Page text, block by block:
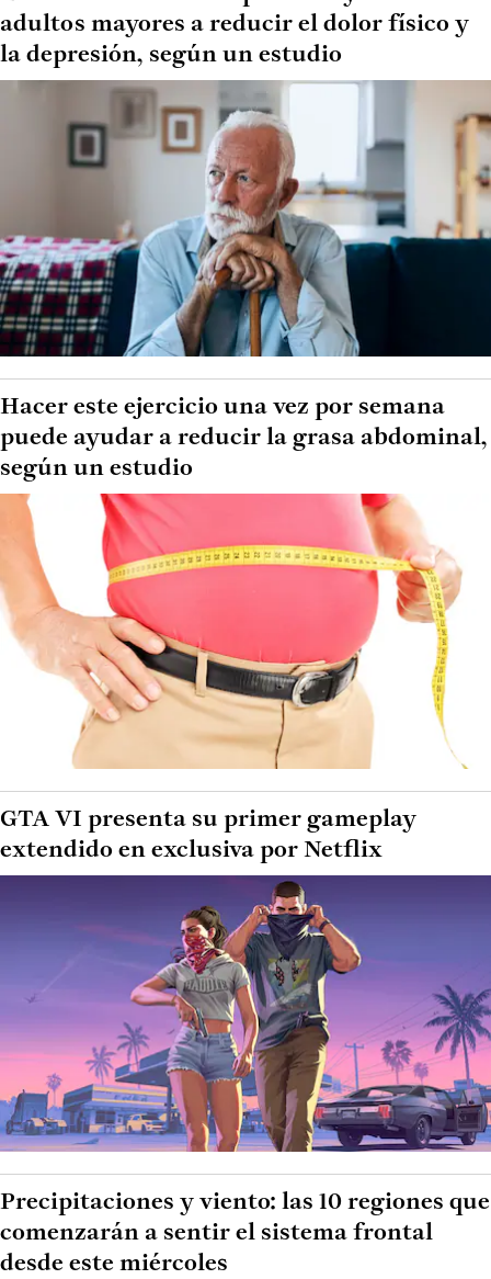
adultos mayores a reducir el dolor físico y
la depresión, según un estudio
Hacer este ejercicio una vez por semana
puede ayudar a reducir la grasa abdominal,
según un estudio
GTA VI presenta su primer gameplay
extendido en exclusiva por Netflix
Precipitaciones y viento: las 10 regiones que
comenzarán a sentir el sistema frontal
desde este miércoles